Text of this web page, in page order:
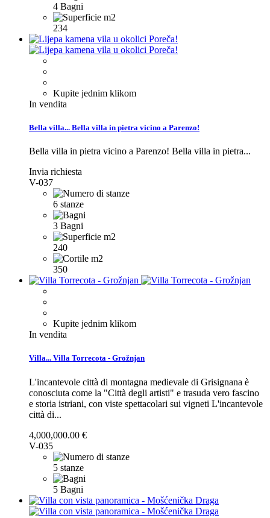
4 Bagni
234
Kupite jednim klikom
In vendita
Bella villa... Bella villa in pietra vicino a Parenzo!
Bella villa in pietra vicino a Parenzo! Bella villa in pietra...
Invia richiesta
V-037
6 stanze
3 Bagni
240
350
Kupite jednim klikom
In vendita
Villa... Villa Torrecota - Grožnjan
L'incantevole città di montagna medievale di Grisignana è
conosciuta come la "Città degli artisti" e trasuda vero fascino
e storia istriani, con viste spettacolari sui vigneti L'incantevole
città di...
4,000,000.00 €
V-035
5 stanze
5 Bagni